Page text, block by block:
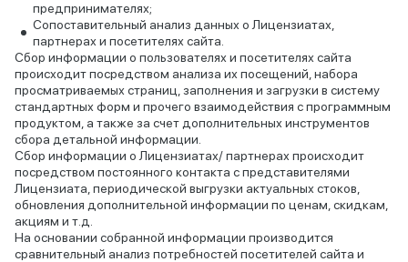
предпринимателях;
Сопоставительный анализ данных о Лицензиатах,
партнерах и посетителях сайта.
Сбор информации о пользователях и посетителях сайта
происходит посредством анализа их посещений, набора
просматриваемых страниц, заполнения и загрузки в систему
стандартных форм и прочего взаимодействия с программным
продуктом, а также за счет дополнительных инструментов
сбора детальной информации.
Сбор информации о Лицензиатах/ партнерах происходит
посредством постоянного контакта с представителями
Лицензиата, периодической выгрузки актуальных стоков,
обновления дополнительной информации по ценам, скидкам,
акциям и т.д.
На основании собранной информации производится
сравнительный анализ потребностей посетителей сайта и